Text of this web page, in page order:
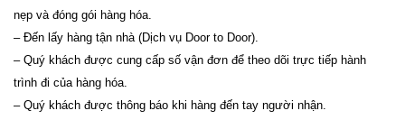
nẹp và đóng gói hàng hóa.
– Đến lấy hàng tận nhà (Dịch vụ Door to Door).
– Quý khách được cung cấp số vận đơn để theo dõi trực tiếp hành
trình đi của hàng hóa.
– Quý khách được thông báo khi hàng đến tay người nhận.